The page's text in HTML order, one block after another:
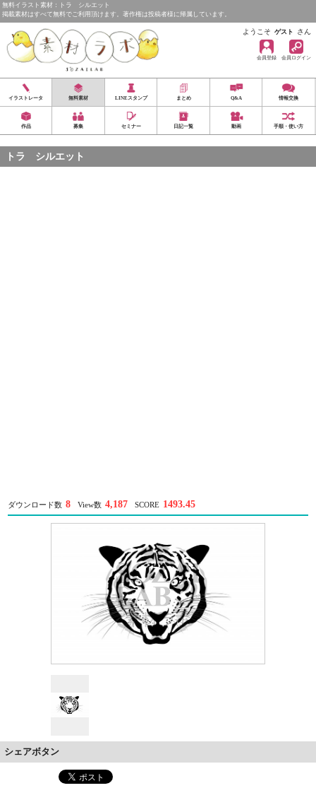
無料イラスト素材：トラ シルエット
掲載素材はすべて無料でご利用頂けます。著作権は投稿者様に帰属しています。
ようこそ ゲスト さん
会員登録 会員ログイン
イラストレータ 無料素材 LINEスタンプ まとめ Q&A 情報交換
作品 募集 セミナー 日記一覧 動画 手順・使い方
トラ シルエット
ダウンロード数 8 View数 4,187 SCORE 1493.45
シェアボタン